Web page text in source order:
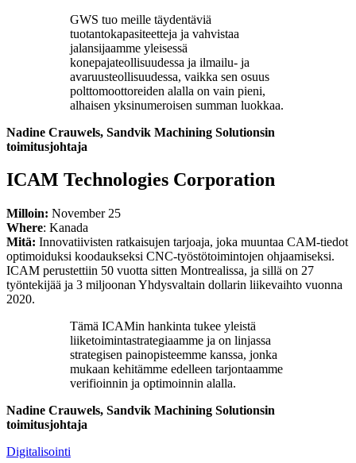
GWS tuo meille täydentäviä
tuotantokapasiteetteja ja vahvistaa
jalansijaamme yleisessä
konepajateollisuudessa ja ilmailu- ja
avaruusteollisuudessa, vaikka sen osuus
polttomoottoreiden alalla on vain pieni,
alhaisen yksinumeroisen summan luokkaa.
Nadine Crauwels, Sandvik Machining Solutionsin
toimitusjohtaja
ICAM Technologies Corporation
Milloin: November 25
Where: Kanada
Mitä: Innovatiivisten ratkaisujen tarjoaja, joka muuntaa CAM-tiedot
optimoiduksi koodaukseksi CNC-työstötoimintojen ohjaamiseksi.
ICAM perustettiin 50 vuotta sitten Montrealissa, ja sillä on 27
työntekijää ja 3 miljoonan Yhdysvaltain dollarin liikevaihto vuonna
2020.
Tämä ICAMin hankinta tukee yleistä
liiketoimintastrategiaamme ja on linjassa
strategisen painopisteemme kanssa, jonka
mukaan kehitämme edelleen tarjontaamme
verifioinnin ja optimoinnin alalla.
Nadine Crauwels, Sandvik Machining Solutionsin
toimitusjohtaja
Digitalisointi